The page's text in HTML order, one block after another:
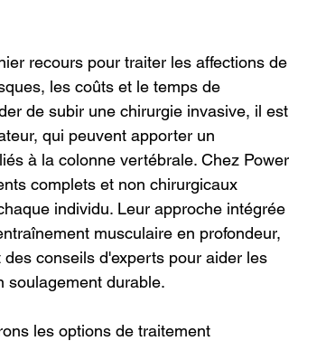
recours pour traiter les affections de
les coûts et le temps de
de subir une chirurgie invasive, il est
qui peuvent apporter un
à la colonne vertébrale. Chez Power
complets et non chirurgicaux
individu. Leur approche intégrée
musculaire en profondeur,
conseils d'experts pour aider les
soulagement durable.
les options de traitement